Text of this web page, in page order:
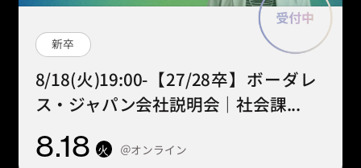
新卒
8/18(火)19:00-【27/28卒】ボーダレ
ス・ジャパン会社説明会｜社会課...
8.18 火 ＠オンライン